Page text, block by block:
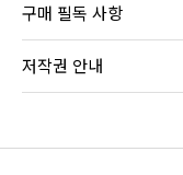
구매 필독 사항
저작권 안내